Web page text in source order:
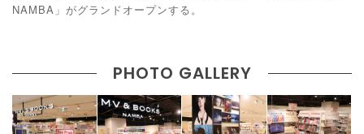
NAMBA」がグランドオープンする。
PHOTO GALLERY